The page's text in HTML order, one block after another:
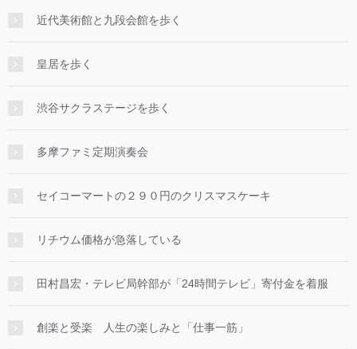
近代美術館と九段会館を歩く
皇居を歩く
渋谷サクラステージを歩く
多摩ファミ定期演奏会
セイコーマートの２９０円のクリスマスケーキ
リチウム価格が急落している
田村昌宏・テレビ局幹部が「24時間テレビ」寄付金を着服
創楽と受楽 人生の楽しみと「仕事一筋」